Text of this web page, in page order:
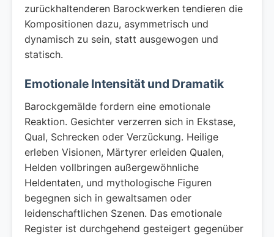
zurückhaltenderen Barockwerken tendieren die
Kompositionen dazu, asymmetrisch und
dynamisch zu sein, statt ausgewogen und
statisch.
Emotionale Intensität und Dramatik
Barockgemälde fordern eine emotionale
Reaktion. Gesichter verzerren sich in Ekstase,
Qual, Schrecken oder Verzückung. Heilige
erleben Visionen, Märtyrer erleiden Qualen,
Helden vollbringen außergewöhnliche
Heldentaten, und mythologische Figuren
begegnen sich in gewaltsamen oder
leidenschaftlichen Szenen. Das emotionale
Register ist durchgehend gesteigert gegenüber